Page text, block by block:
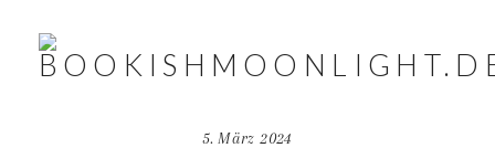
5. März 2024